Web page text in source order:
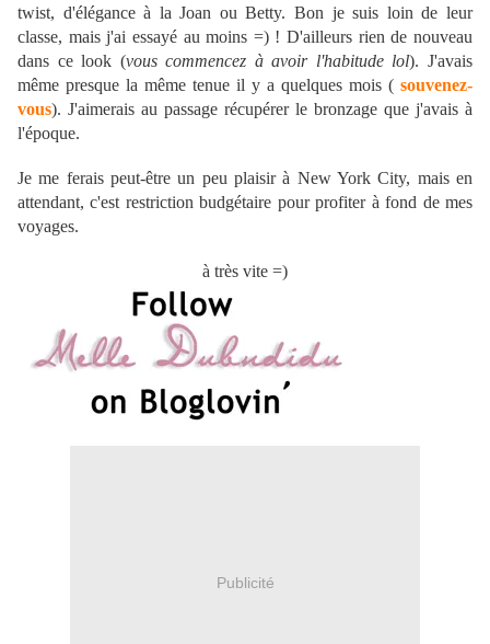
twist, d'élégance à la Joan ou Betty. Bon je suis loin de leur
classe, mais j'ai essayé au moins =) ! D'ailleurs rien de nouveau
dans ce look (vous commencez à avoir l'habitude lol). J'avais
même presque la même tenue il y a quelques mois ( souvenez-
vous). J'aimerais au passage récupérer le bronzage que j'avais à
l'époque.
Je me ferais peut-être un peu plaisir à New York City, mais en
attendant, c'est restriction budgétaire pour profiter à fond de mes
voyages.
à très vite =)
Publicité